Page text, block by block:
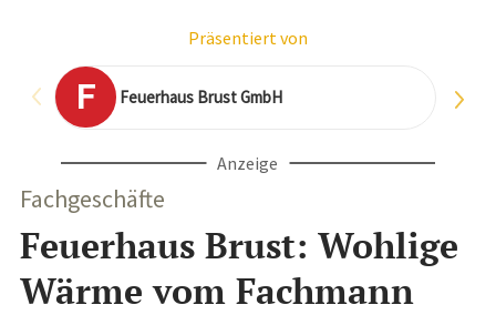
Präsentiert von
F Feuer­haus Brust GmbH
Anzeige
Fachgeschäfte
Feuerhaus Brust: Wohlige
Wärme vom Fachmann